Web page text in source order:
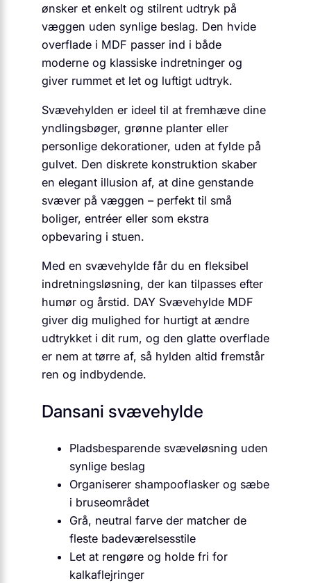
ønsker et enkelt og stilrent udtryk på
væggen uden synlige beslag. Den hvide
overflade i MDF passer ind i både
moderne og klassiske indretninger og
giver rummet et let og luftigt udtryk.
Svævehylden er ideel til at fremhæve dine
yndlingsbøger, grønne planter eller
personlige dekorationer, uden at fylde på
gulvet. Den diskrete konstruktion skaber
en elegant illusion af, at dine genstande
svæver på væggen – perfekt til små
boliger, entréer eller som ekstra
opbevaring i stuen.
Med en svævehylde får du en fleksibel
indretningsløsning, der kan tilpasses efter
humør og årstid. DAY Svævehylde MDF
giver dig mulighed for hurtigt at ændre
udtrykket i dit rum, og den glatte overflade
er nem at tørre af, så hylden altid fremstår
ren og indbydende.
Dansani svævehylde
Pladsbesparende svæveløsning uden
synlige beslag
Organiserer shampooflasker og sæbe
i bruseområdet
Grå, neutral farve der matcher de
fleste badeværelsesstile
Let at rengøre og holde fri for
kalkaflejringer